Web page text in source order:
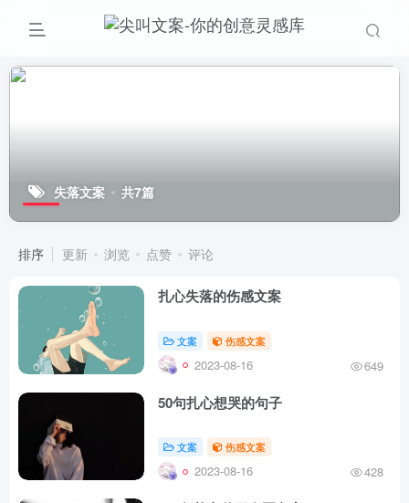
失落文案 共7篇
排序 更新 浏览 点赞 评论
扎心失落的伤感文案
文案 伤感文案
2023-08-16 649
50句扎心想哭的句子
文案 伤感文案
2023-08-16 428